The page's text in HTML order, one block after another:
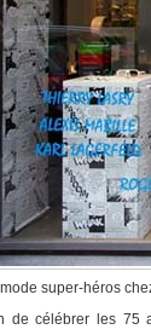
super-héros
de célébrer les 75